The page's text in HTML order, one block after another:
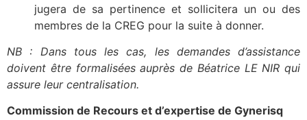
jugera de sa pertinence et sollicitera un ou des
membres de la CREG pour la suite à donner.
NB : Dans tous les cas, les demandes d’assistance
doivent être formalisées auprès de Béatrice LE NIR qui
assure leur centralisation.
Commission de Recours et d’expertise de Gynerisq